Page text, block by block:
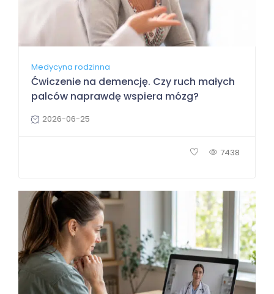
Medycyna rodzinna
Ćwiczenie na demencję. Czy ruch małych
palców naprawdę wspiera mózg?
2026-06-25
7438